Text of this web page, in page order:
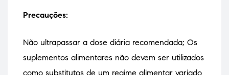
Precauções:
Não ultrapassar a dose diária recomendada; Os
suplementos alimentares não devem ser utilizados
como substitutos de um regime alimentar variado